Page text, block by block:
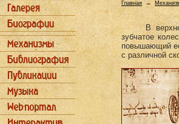
Главная→
В
зубчатое
повышающий
с различной